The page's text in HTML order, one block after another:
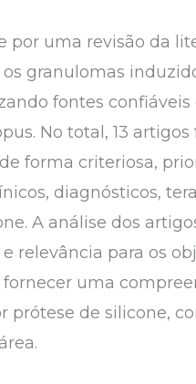
por uma revisão da
granulomas
fontes
No total, 13
forma criteriosa,
diagnósticos,
A análise dos
relevância para os
uma
prótese de silicone,